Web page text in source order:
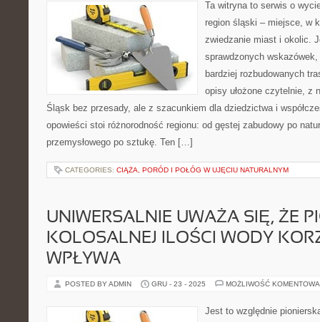
Ta witryna to serwis o
region śląski – miejsce, w
zwiedzanie miast i okolic.
sprawdzonych
bardziej rozbudowanych
opisy ułożone czytelnie, z
Śląsk bez przesady, ale z szacunkiem dla dziedzictwa i
opowieści stoi różnorodność regionu: od gęstej zabudowy po
przemysłowego po sztukę. Ten […]
CATEGORIES: CIĄŻA, PORÓD I POŁÓG W UJĘCIU NATURALNYM
UNIWERSALNIE UWAŻA SIĘ, ŻE
KOLOSALNEJ ILOŚCI WODY
WPŁYWA
POSTED BY ADMIN GRU - 23 - 2025 MOŻLIWOŚĆ
Jest to względnie